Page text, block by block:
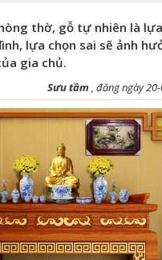
thờ, gỗ tự nhiên là
lựa chọn sai sẽ ảnh
gia chủ.
Sưu tầm , đăng ngày